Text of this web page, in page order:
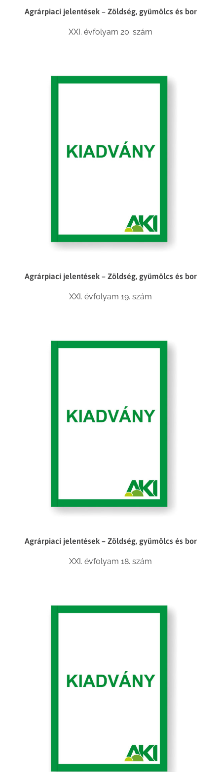
Agrárpiaci jelentések – Zöldség, gyümölcs és bor
XXI. évfolyam 20. szám
Agrárpiaci jelentések – Zöldség, gyümölcs és bor
XXI. évfolyam 19. szám
Agrárpiaci jelentések – Zöldség, gyümölcs és bor
XXI. évfolyam 18. szám